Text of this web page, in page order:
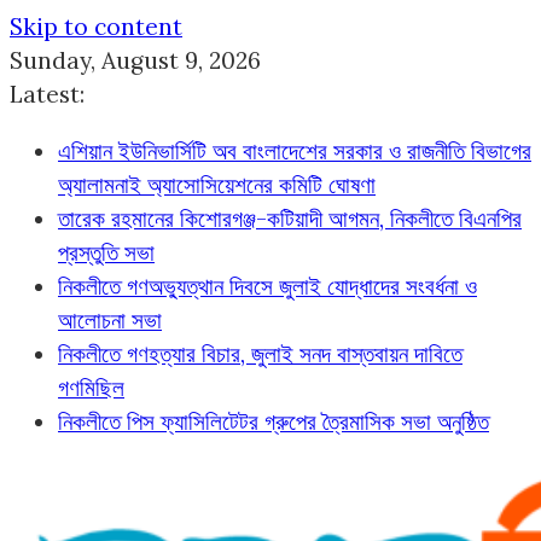
Skip to content
Sunday, August 9, 2026
Latest:
এশিয়ান ইউনিভার্সিটি অব বাংলাদেশের সরকার ও রাজনীতি বিভাগের
অ্যালামনাই অ্যাসোসিয়েশনের কমিটি ঘোষণা
তারেক রহমানের কিশোরগঞ্জ-কটিয়াদী আগমন, নিকলীতে বিএনপির
প্রস্তুতি সভা
নিকলীতে গণঅভ্যুত্থান দিবসে জুলাই যোদ্ধাদের সংবর্ধনা ও
আলোচনা সভা
নিকলীতে গণহত্যার বিচার, জুলাই সনদ বাস্তবায়ন দাবিতে
গণমিছিল
নিকলীতে পিস ফ্যাসিলিটেটর গ্রুপের ত্রৈমাসিক সভা অনুষ্ঠিত